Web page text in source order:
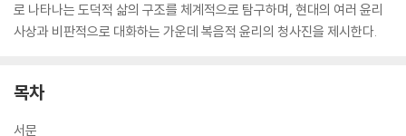
로 나타나는 도덕적 삶의 구조를 체계적으로 탐구하며, 현대의 여러 윤리
사상과 비판적으로 대화하는 가운데 복음적 윤리의 청사진을 제시한다.
목차
서문